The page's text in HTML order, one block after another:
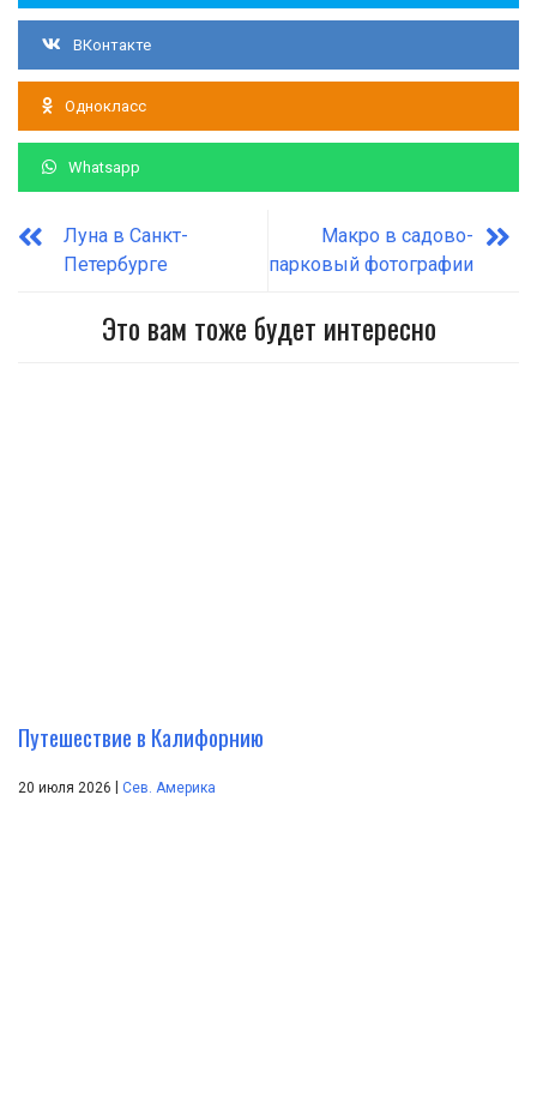
ВКонтакте
Однокласс
Whatsapp
Луна в Санкт-
Петербурге
Макро в садово-
парковый фотографии
Это вам тоже будет интересно
Путешествие в Калифорнию
20 июля 2026 Сев. Америка